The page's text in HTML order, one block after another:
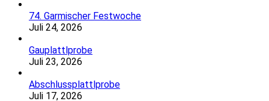
74. Garmischer Festwoche
Juli 24, 2026
Gauplattlprobe
Juli 23, 2026
Abschlussplattlprobe
Juli 17, 2026